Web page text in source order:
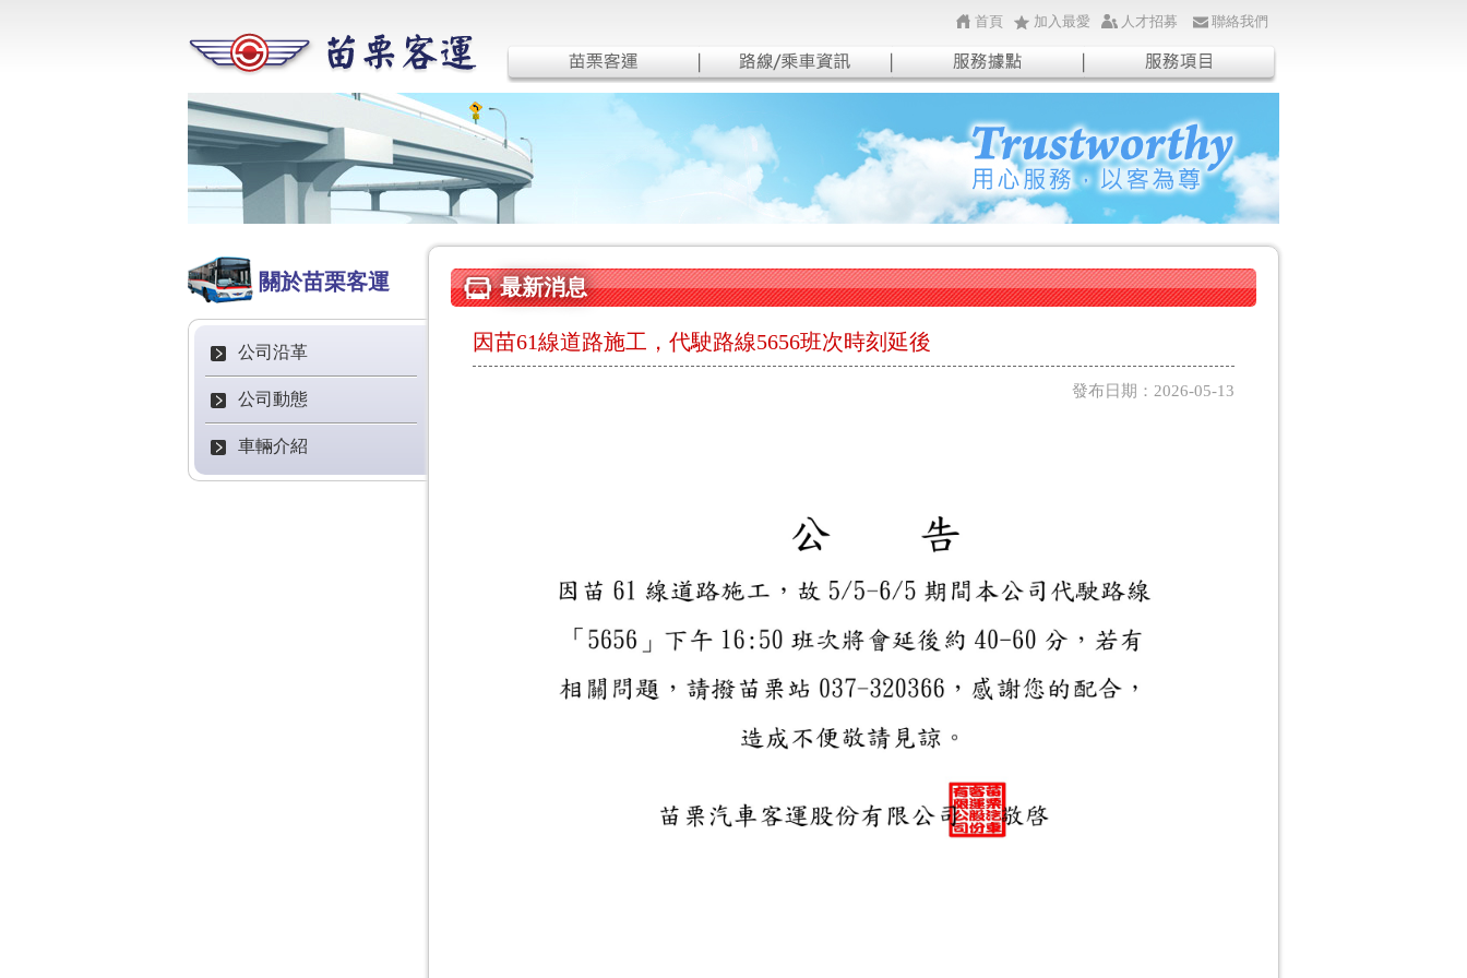
首頁 加入最愛 人才招募 聯絡我們
關於苗栗客運
公司沿革
公司動態
車輛介紹
最新消息
因苗61線道路施工，代駛路線5656班次時刻延後
發布日期：2026-05-13